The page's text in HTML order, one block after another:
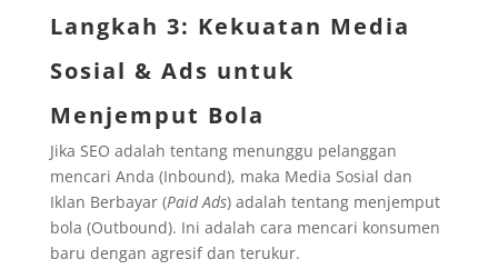
Langkah 3: Kekuatan Media
Sosial & Ads untuk
Menjemput Bola
Jika SEO adalah tentang menunggu pelanggan
mencari Anda (Inbound), maka Media Sosial dan
Iklan Berbayar (Paid Ads) adalah tentang menjemput
bola (Outbound). Ini adalah cara mencari konsumen
baru dengan agresif dan terukur.